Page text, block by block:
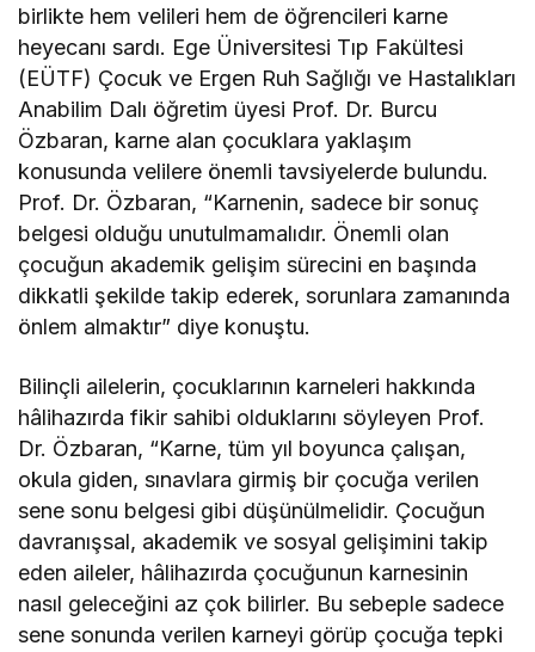
birlikte hem velileri hem de öğrencileri karne
heyecanı sardı. Ege Üniversitesi Tıp Fakültesi
(EÜTF) Çocuk ve Ergen Ruh Sağlığı ve Hastalıkları
Anabilim Dalı öğretim üyesi Prof. Dr. Burcu
Özbaran, karne alan çocuklara yaklaşım
konusunda velilere önemli tavsiyelerde bulundu.
Prof. Dr. Özbaran, “Karnenin, sadece bir sonuç
belgesi olduğu unutulmamalıdır. Önemli olan
çocuğun akademik gelişim sürecini en başında
dikkatli şekilde takip ederek, sorunlara zamanında
önlem almaktır” diye konuştu.
Bilinçli ailelerin, çocuklarının karneleri hakkında
hâlihazırda fikir sahibi olduklarını söyleyen Prof.
Dr. Özbaran, “Karne, tüm yıl boyunca çalışan,
okula giden, sınavlara girmiş bir çocuğa verilen
sene sonu belgesi gibi düşünülmelidir. Çocuğun
davranışsal, akademik ve sosyal gelişimini takip
eden aileler, hâlihazırda çocuğunun karnesinin
nasıl geleceğini az çok bilirler. Bu sebeple sadece
sene sonunda verilen karneyi görüp çocuğa tepki